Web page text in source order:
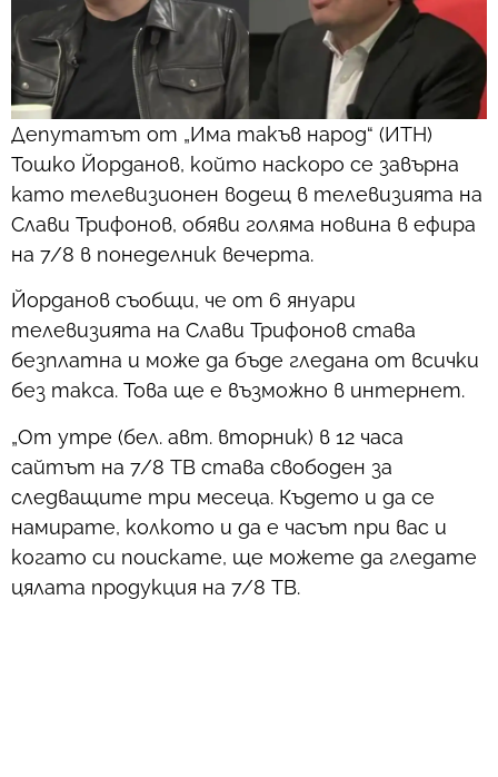
Депутатът от „Има такъв народ“ (ИТН)
Тошко Йорданов, който наскоро се завърна
като телевизионен водещ в телевизията на
Слави Трифонов, обяви голяма новина в ефира
на 7/8 в понеделник вечерта.
Йорданов съобщи, че от 6 януари
телевизията на Слави Трифонов става
безплатна и може да бъде гледана от всички
без такса. Това ще е възможно в интернет.
„От утре (бел. авт. вторник) в 12 часа
сайтът на 7/8 ТВ става свободен за
следващите три месеца. Където и да се
намирате, колкото и да е часът при вас и
когато си поискате, ще можете да гледате
цялата продукция на 7/8 ТВ.